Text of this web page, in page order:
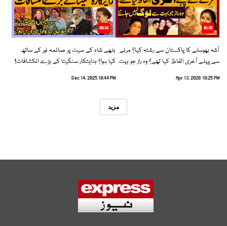
01:35
آشہ بھوسلے کا پاکستان سے رشتہ کیا؟ مرنے
سے پہلے آخری الفاظ کیا تھے؟ وہ راز جو بہت
Apr 13, 2026 10:25 PM
05:34
بلھے شاہ کے سیٹ پر صائمہ نور کے ساتھ
کیا ہوا؟ ہدایتکار سنگیتا کے بڑے انکشافات!
Dec 14, 2025 10:44 PM
مزید